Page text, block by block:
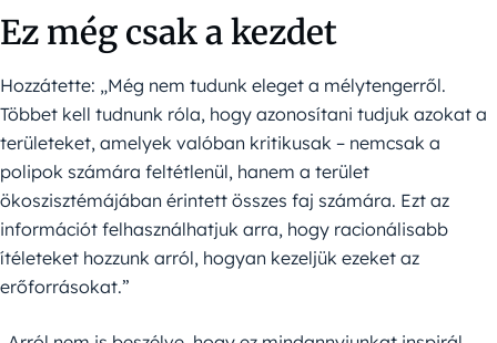
Ez még csak a kezdet
Hozzátette: „Még nem tudunk eleget a mélytengerről.
Többet kell tudnunk róla, hogy azonosítani tudjuk azokat a
területeket, amelyek valóban kritikusak – nemcsak a
polipok számára feltétlenül, hanem a terület
ökoszisztémájában érintett összes faj számára. Ezt az
információt felhasználhatjuk arra, hogy racionálisabb
ítéleteket hozzunk arról, hogyan kezeljük ezeket az
erőforrásokat.”